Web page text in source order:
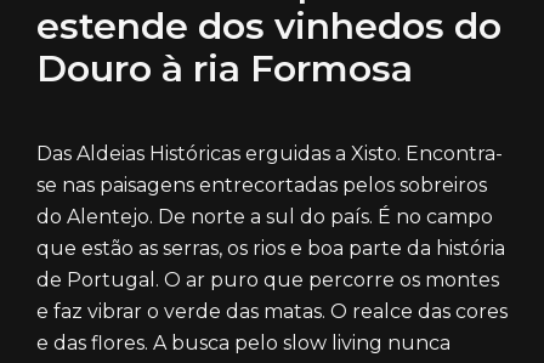
estende dos vinhedos do
Douro à ria Formosa
Das Aldeias Históricas erguidas a Xisto. Encontra-
se nas paisagens entrecortadas pelos sobreiros
do Alentejo. De norte a sul do país. É no campo
que estão as serras, os rios e boa parte da história
de Portugal. O ar puro que percorre os montes
e faz vibrar o verde das matas. O realce das cores
e das flores. A busca pelo slow living nunca